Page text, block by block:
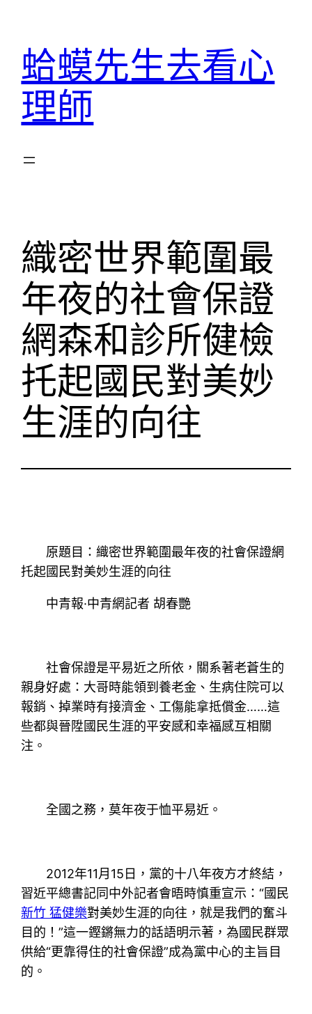
蛤蟆先生去看心
理師
織密世界範圍最
年夜的社會保證
網森和診所健檢
托起國民對美妙
生涯的向往
原題目：織密世界範圍最年夜的社會保證網
托起國民對美妙生涯的向往
中青報·中青網記者 胡春艷
社會保證是平易近之所依，關系著老蒼生的
親身好處：大哥時能領到養老金、生病住院可以
報銷、掉業時有接濟金、工傷能拿抵償金……這
些都與晉陞國民生涯的平安感和幸福感互相關
注。
全國之務，莫年夜于恤平易近。
2012年11月15日，黨的十八年夜方才終結，
習近平總書記同中外記者會晤時慎重宣示：“國民
新竹 猛健樂對美妙生涯的向往，就是我們的奮斗
目的！”這一鏗鏘無力的話語明示著，為國民群眾
供給“更靠得住的社會保證”成為黨中心的主旨目
的。